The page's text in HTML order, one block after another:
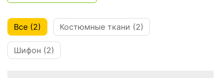
Все (2) Костюмные ткани (2)
Шифон (2)